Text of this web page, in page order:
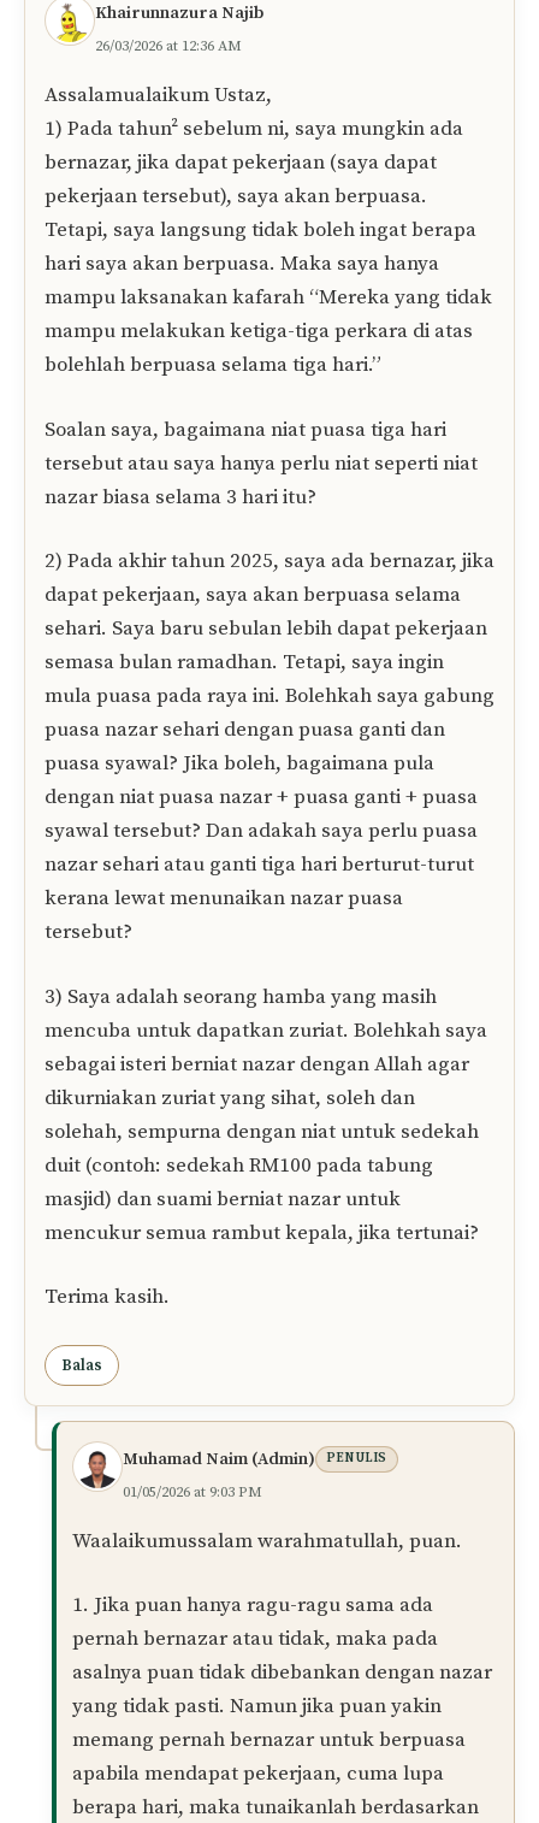
Khairunnazura Najib
26/03/2026 at 12:36 AM
Assalamualaikum Ustaz,
1) Pada tahun² sebelum ni, saya mungkin ada
bernazar, jika dapat pekerjaan (saya dapat
pekerjaan tersebut), saya akan berpuasa.
Tetapi, saya langsung tidak boleh ingat berapa
hari saya akan berpuasa. Maka saya hanya
mampu laksanakan kafarah “Mereka yang tidak
mampu melakukan ketiga-tiga perkara di atas
bolehlah berpuasa selama tiga hari.”
Soalan saya, bagaimana niat puasa tiga hari
tersebut atau saya hanya perlu niat seperti niat
nazar biasa selama 3 hari itu?
2) Pada akhir tahun 2025, saya ada bernazar, jika
dapat pekerjaan, saya akan berpuasa selama
sehari. Saya baru sebulan lebih dapat pekerjaan
semasa bulan ramadhan. Tetapi, saya ingin
mula puasa pada raya ini. Bolehkah saya gabung
puasa nazar sehari dengan puasa ganti dan
puasa syawal? Jika boleh, bagaimana pula
dengan niat puasa nazar + puasa ganti + puasa
syawal tersebut? Dan adakah saya perlu puasa
nazar sehari atau ganti tiga hari berturut-turut
kerana lewat menunaikan nazar puasa
tersebut?
3) Saya adalah seorang hamba yang masih
mencuba untuk dapatkan zuriat. Bolehkah saya
sebagai isteri berniat nazar dengan Allah agar
dikurniakan zuriat yang sihat, soleh dan
solehah, sempurna dengan niat untuk sedekah
duit (contoh: sedekah RM100 pada tabung
masjid) dan suami berniat nazar untuk
mencukur semua rambut kepala, jika tertunai?
Terima kasih.
Balas
Muhamad Naim (Admin) PENULIS
01/05/2026 at 9:03 PM
Waalaikumussalam warahmatullah, puan.
1. Jika puan hanya ragu-ragu sama ada
pernah bernazar atau tidak, maka pada
asalnya puan tidak dibebankan dengan nazar
yang tidak pasti. Namun jika puan yakin
memang pernah bernazar untuk berpuasa
apabila mendapat pekerjaan, cuma lupa
berapa hari, maka tunaikanlah berdasarkan